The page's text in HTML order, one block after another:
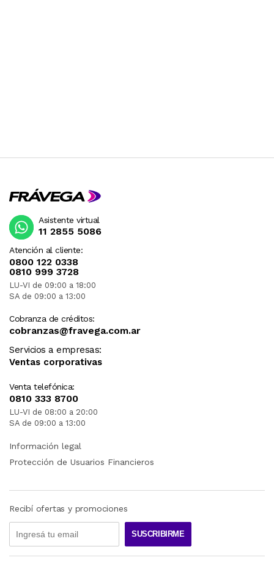
Atención al cliente:
0800 122 0338
0810 999 3728
LU-VI de 09:00 a 18:00
SA de 09:00 a 13:00
Cobranza de créditos:
cobranzas@fravega.com.ar
Servicios a empresas:
Ventas corporativas
Venta telefónica:
0810 333 8700
LU-VI de 08:00 a 20:00
SA de 09:00 a 13:00
Asistente virtual
11 2855 5086
Información legal
Protección de Usuarios Financieros
Recibí ofertas y promociones
SUSCRIBIRME